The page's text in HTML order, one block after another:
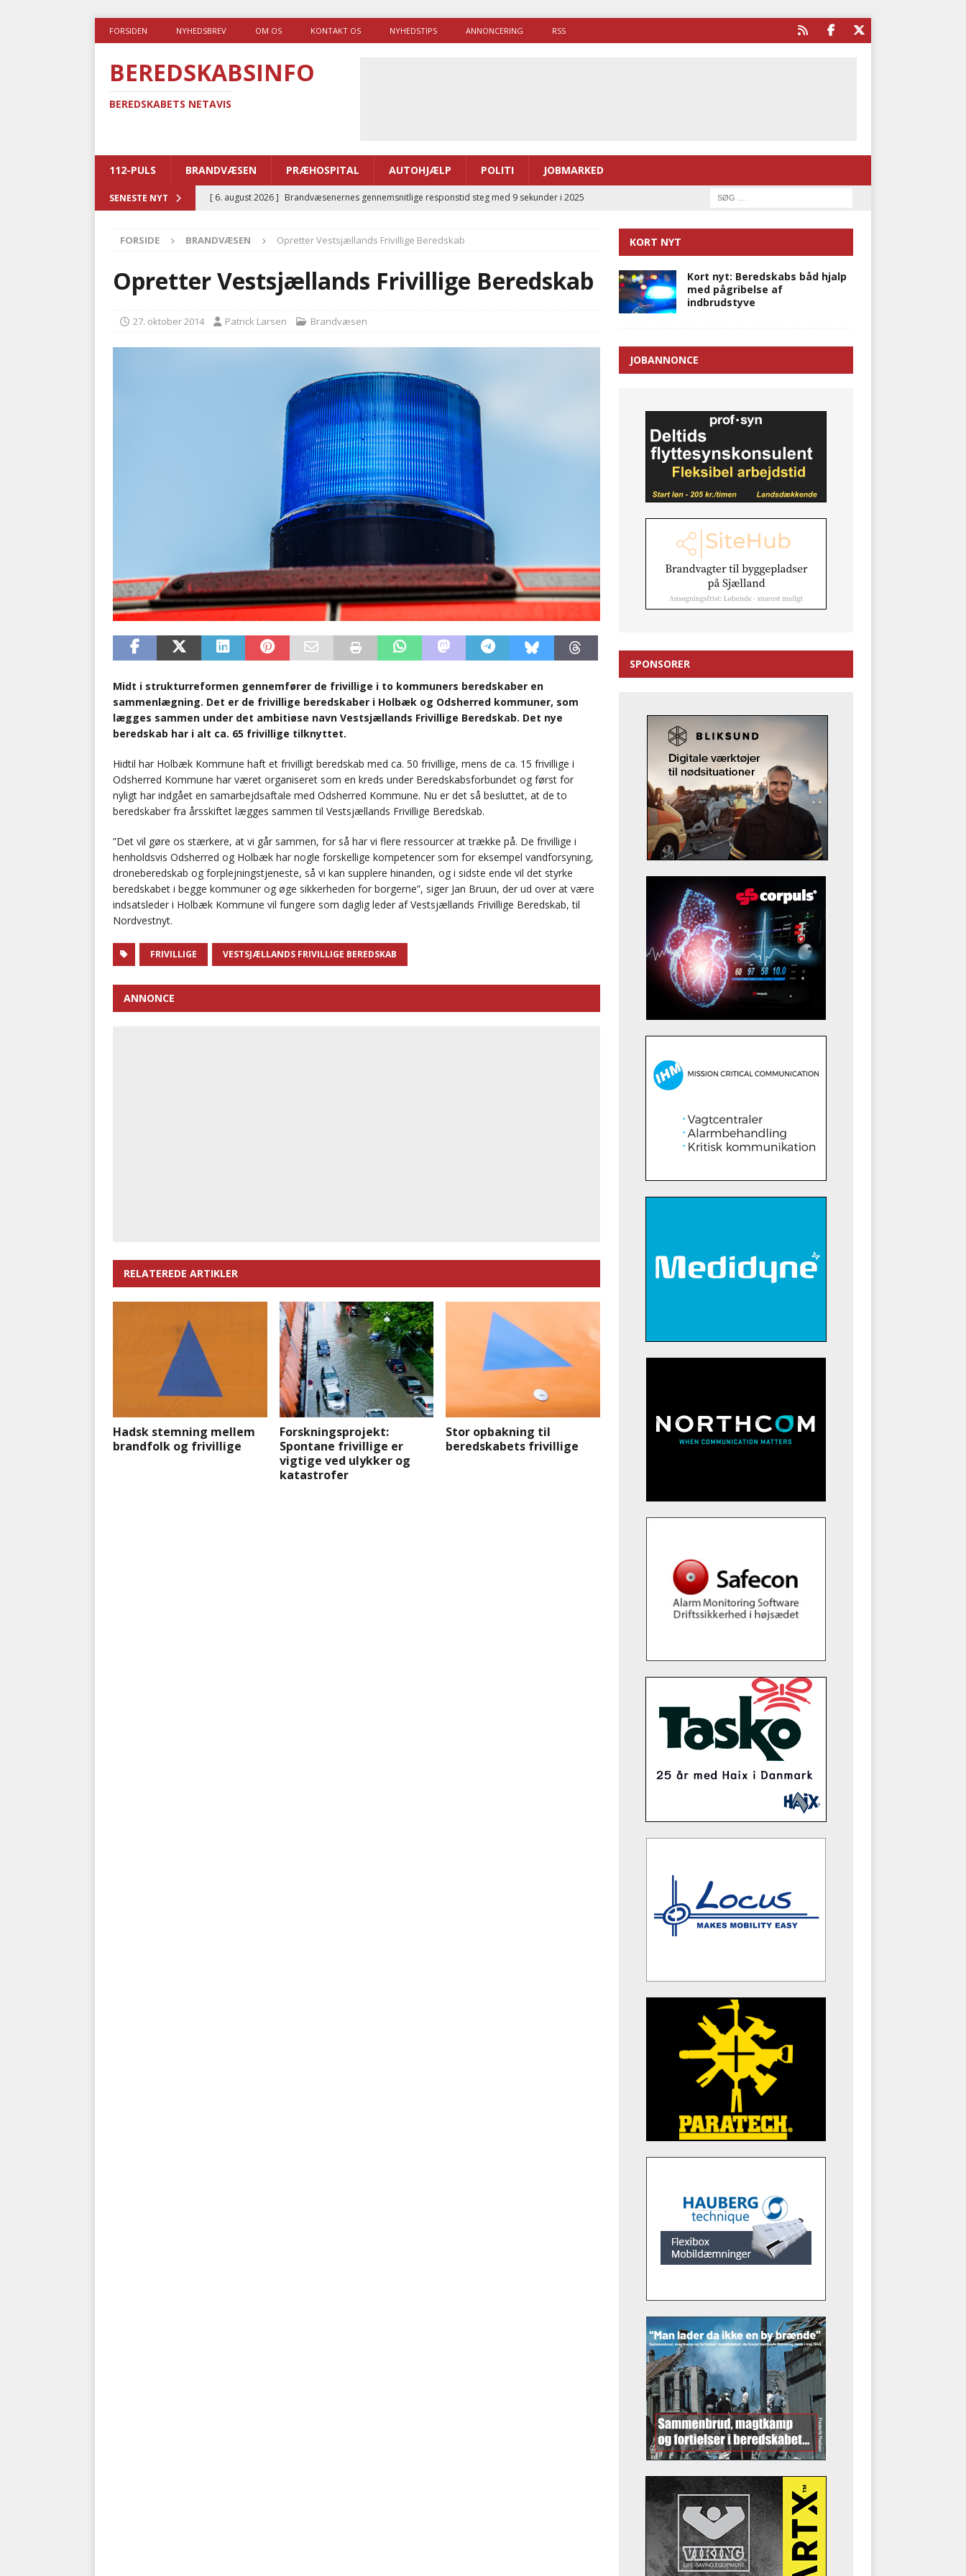
FORSIDEN NYHEDSBREV OM OS KONTAKT OS NYHEDSTIPS ANNONCERING RSS
BEREDSKABSINFO
BEREDSKABETS NETAVIS
112-PULS BRANDVÆSEN PRÆHOSPITAL AUTOHJÆLP POLITI JOBMARKED
SENESTE NYT [ 6. august 2026 ] Brandvæsenernes gennemsnitlige responstid steg med 9 sekunder i 2025
[ 5. august 2026 ] Advarer: Udløb af sygetransporttilladelser kan sende 400.000 kørsler over
i det offentlige
PRÆHOSPITAL
[ 5. august 2026 ]
Ny ambulance og el-sygetransportvogn til Samsø
[ 4. august 2026 ] Brandvæsenerne brugte lidt længere tid på at komme af sted i 2025
AUTOHJÆLP
FORSIDE BRANDVÆSEN Opretter Vestsjællands Frivillige Beredskab
Opretter Vestsjællands Frivillige Beredskab
27. oktober 2014 Patrick Larsen Brandvæsen
Midt i strukturreformen gennemfører de frivillige i to kommuners beredskaber en
sammenlægning. Det er de frivillige beredskaber i Holbæk og Odsherred kommuner, som
lægges sammen under det ambitiøse navn Vestsjællands Frivillige Beredskab. Det nye
beredskab har i alt ca. 65 frivillige tilknyttet.
Hidtil har Holbæk Kommune haft et frivilligt beredskab med ca. 50 frivillige, mens de ca. 15 frivillige i
Odsherred Kommune har været organiseret som en kreds under Beredskabsforbundet og først for
nyligt har indgået en samarbejdsaftale med Odsherred Kommune. Nu er det så besluttet, at de to
beredskaber fra årsskiftet lægges sammen til Vestsjællands Frivillige Beredskab.
”Det vil gøre os stærkere, at vi går sammen, for så har vi flere ressourcer at trække på. De frivillige i
henholdsvis Odsherred og Holbæk har nogle forskellige kompetencer som for eksempel vandforsyning,
droneberedskab og forplejningstjeneste, så vi kan supplere hinanden, og i sidste ende vil det styrke
beredskabet i begge kommuner og øge sikkerheden for borgerne”, siger Jan Bruun, der ud over at være
indsatsleder i Holbæk Kommune vil fungere som daglig leder af Vestsjællands Frivillige Beredskab, til
Nordvestnyt.
FRIVILLIGE VESTSJÆLLANDS FRIVILLIGE BEREDSKAB
ANNONCE
RELATEREDE ARTIKLER
Hadsk stemning mellem
brandfolk og frivillige
Forskningsprojekt:
Spontane frivillige er
vigtige ved ulykker og
katastrofer
Stor opbakning til
beredskabets frivillige
KORT NYT
Kort nyt: Beredskabs båd hjalp
med pågribelse af
indbrudstyve
JOBANNONCE
SPONSORER